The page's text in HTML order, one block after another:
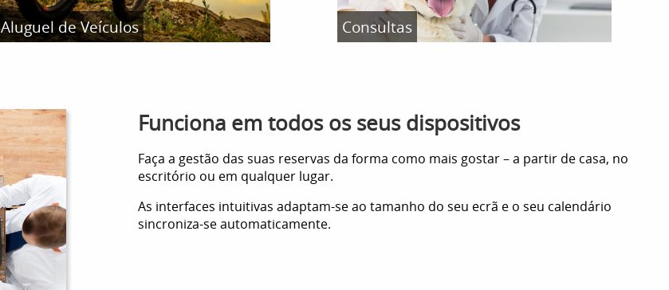
Aluguel de Veículos Consultas
Funciona em todos os seus dispositivos
Faça a gestão das suas reservas da forma como mais gostar – a partir de casa, no
escritório ou em qualquer lugar.
As interfaces intuitivas adaptam-se ao tamanho do seu ecrã e o seu calendário
sincroniza-se automaticamente.